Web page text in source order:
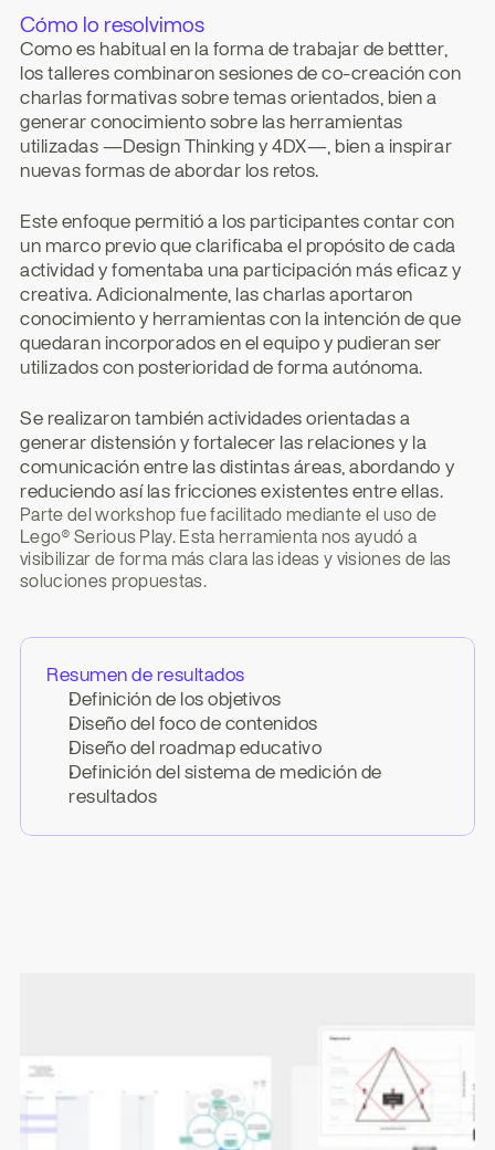
Cómo lo resolvimos
Como es habitual en la forma de trabajar de bettter,
los talleres combinaron sesiones de co-creación con
charlas formativas sobre temas orientados, bien a
generar conocimiento sobre las herramientas
utilizadas —Design Thinking y 4DX—, bien a inspirar
nuevas formas de abordar los retos.
Este enfoque permitió a los participantes contar con
un marco previo que clarificaba el propósito de cada
actividad y fomentaba una participación más eficaz y
creativa. Adicionalmente, las charlas aportaron
conocimiento y herramientas con la intención de que
quedaran incorporados en el equipo y pudieran ser
utilizados con posterioridad de forma autónoma.
Se realizaron también actividades orientadas a
generar distensión y fortalecer las relaciones y la
comunicación entre las distintas áreas, abordando y
reduciendo así las fricciones existentes entre ellas.
Parte del workshop fue facilitado mediante el uso de
Lego® Serious Play. Esta herramienta nos ayudó a
visibilizar de forma más clara las ideas y visiones de las
soluciones propuestas.
Resumen de resultados
Definición de los objetivos
Diseño del foco de contenidos
Diseño del roadmap educativo
Definición del sistema de medición de
resultados